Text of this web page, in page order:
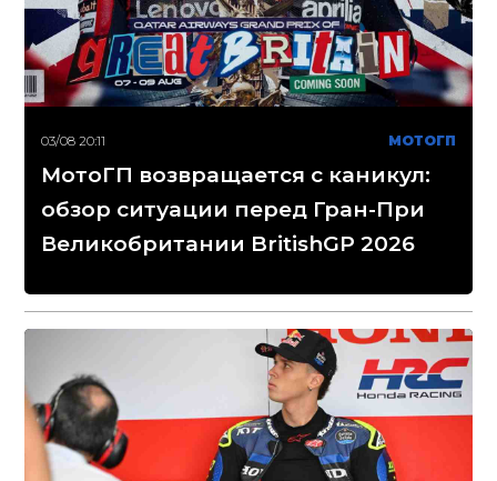
03/08 20:11 МОТОГП
МотоГП возвращается с каникул:
обзор ситуации перед Гран-При
Великобритании BritishGP 2026